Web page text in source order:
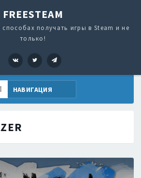
FREESTEAM
получать игры в Steam и не
только!
VK Twitter